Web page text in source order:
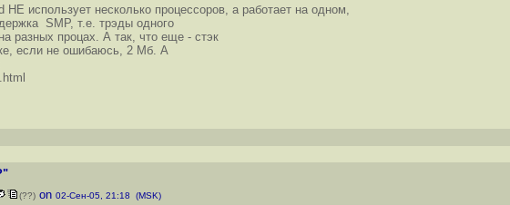
НЕ использует несколько процессоров, а работает на одном,
SMP, т.е. трэды одного
разных процах. А так, что еще - стэк
если не ошибаюсь, 2 Мб. А
(??) on 02-Сен-05, 21:18 (MSK)